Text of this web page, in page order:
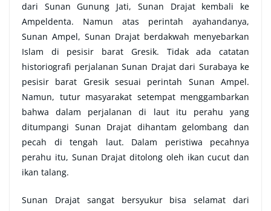
dari Sunan Gunung Jati, Sunan Drajat kembali ke
Ampeldenta. Namun atas perintah ayahandanya,
Sunan Ampel, Sunan Drajat berdakwah menyebarkan
Islam di pesisir barat Gresik. Tidak ada catatan
historiografi perjalanan Sunan Drajat dari Surabaya ke
pesisir barat Gresik sesuai perintah Sunan Ampel.
Namun, tutur masyarakat setempat menggambarkan
bahwa dalam perjalanan di laut itu perahu yang
ditumpangi Sunan Drajat dihantam gelombang dan
pecah di tengah laut. Dalam peristiwa pecahnya
perahu itu, Sunan Drajat ditolong oleh ikan cucut dan
ikan talang.
Sunan Drajat sangat bersyukur bisa selamat dari